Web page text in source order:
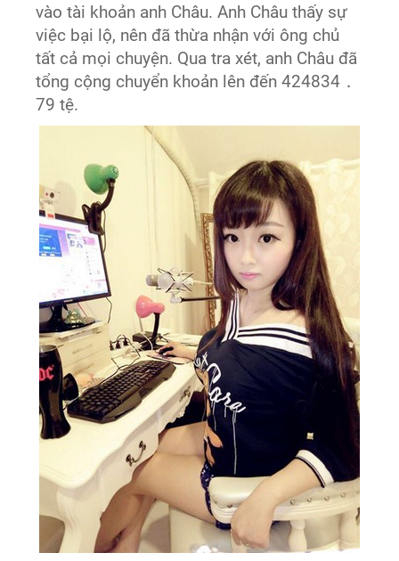
vào tài khoản anh Châu. Anh Châu thấy sự
việc bại lộ, nên đã thừa nhận với ông chủ
tất cả mọi chuyện. Qua tra xét, anh Châu đã
tổng cộng chuyển khoản lên đến 424834．
79 tệ.